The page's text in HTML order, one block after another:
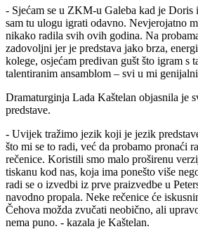
- Sjećam se u ZKM-u Galeba kad je Doris
sam tu ulogu igrati odavno. Nevjerojatno
nikako radila svih ovih godina. Na
zadovoljni jer je predstava jako brza,
kolege, osjećam predivan gušt što igram s
talentiranim ansamblom – svi u mi
Dramaturginja Lada Kaštelan objasnila je
predstave.
- Uvijek tražimo jezik koji je jezik
što mi se to radi, već da probamo pronaći
rečenice. Koristili smo malo proširenu
tiskanu kod nas, koja ima ponešto više
radi se o izvedbi iz prve praizvedbe u
navodno propala. Neke rečenice će
Čehova možda zvučati neobično, ali
nema puno. - kazala je Kaštelan.